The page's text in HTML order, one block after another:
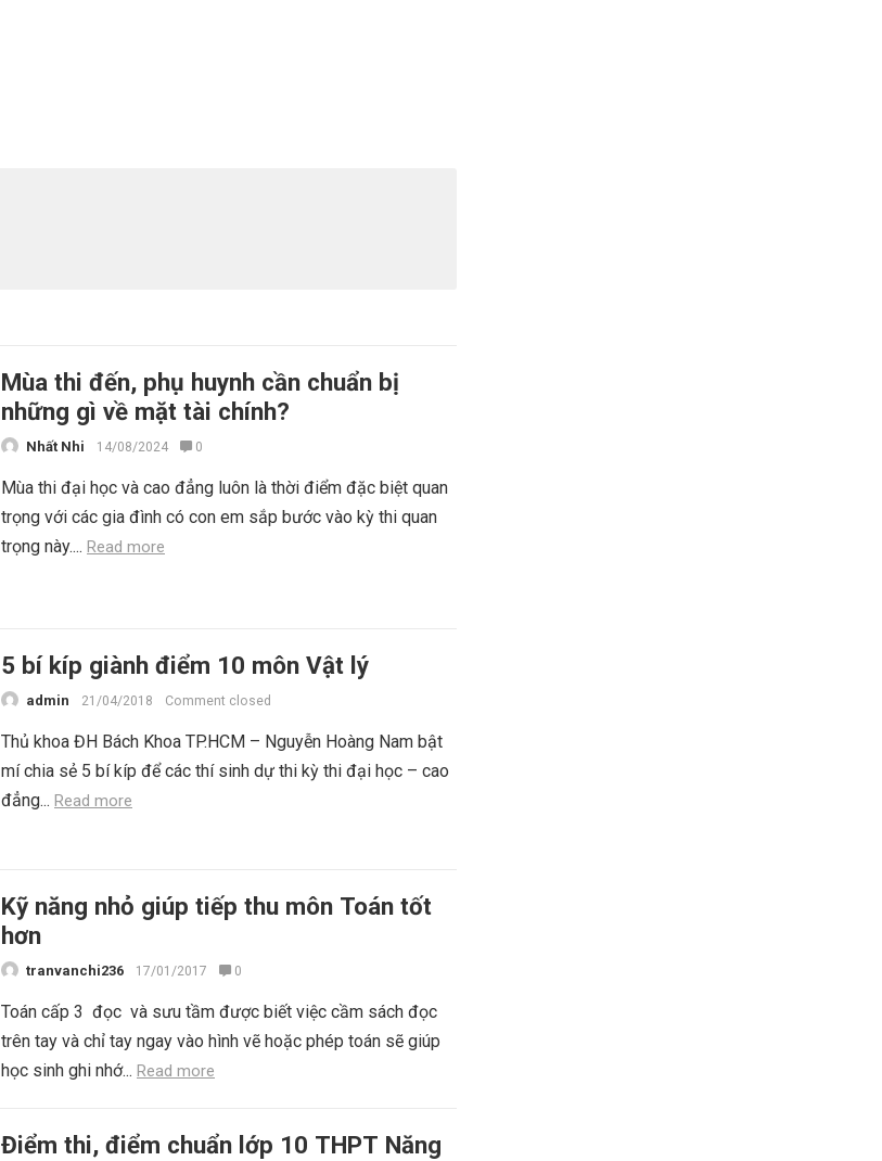
Mùa thi đến, phụ huynh cần chuẩn bị
những gì về mặt tài chính?
Nhất Nhi 14/08/2024 0
Mùa thi đại học và cao đẳng luôn là thời điểm đặc biệt quan
trọng với các gia đình có con em sắp bước vào kỳ thi quan
trọng này.... Read more
5 bí kíp giành điểm 10 môn Vật lý
admin 21/04/2018 Comment closed
Thủ khoa ĐH Bách Khoa TP.HCM – Nguyễn Hoàng Nam bật
mí chia sẻ 5 bí kíp để các thí sinh dự thi kỳ thi đại học – cao
đẳng... Read more
Kỹ năng nhỏ giúp tiếp thu môn Toán tốt
hơn
tranvanchi236 17/01/2017 0
Toán cấp 3 đọc và sưu tầm được biết việc cầm sách đọc
trên tay và chỉ tay ngay vào hình vẽ hoặc phép toán sẽ giúp
học sinh ghi nhớ... Read more
Điểm thi, điểm chuẩn lớp 10 THPT Năng